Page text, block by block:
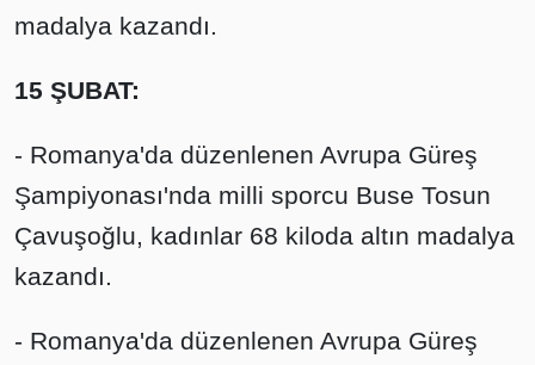
madalya kazandı.
15 ŞUBAT:
- Romanya'da düzenlenen Avrupa Güreş
Şampiyonası'nda milli sporcu Buse Tosun
Çavuşoğlu, kadınlar 68 kiloda altın madalya
kazandı.
- Romanya'da düzenlenen Avrupa Güreş